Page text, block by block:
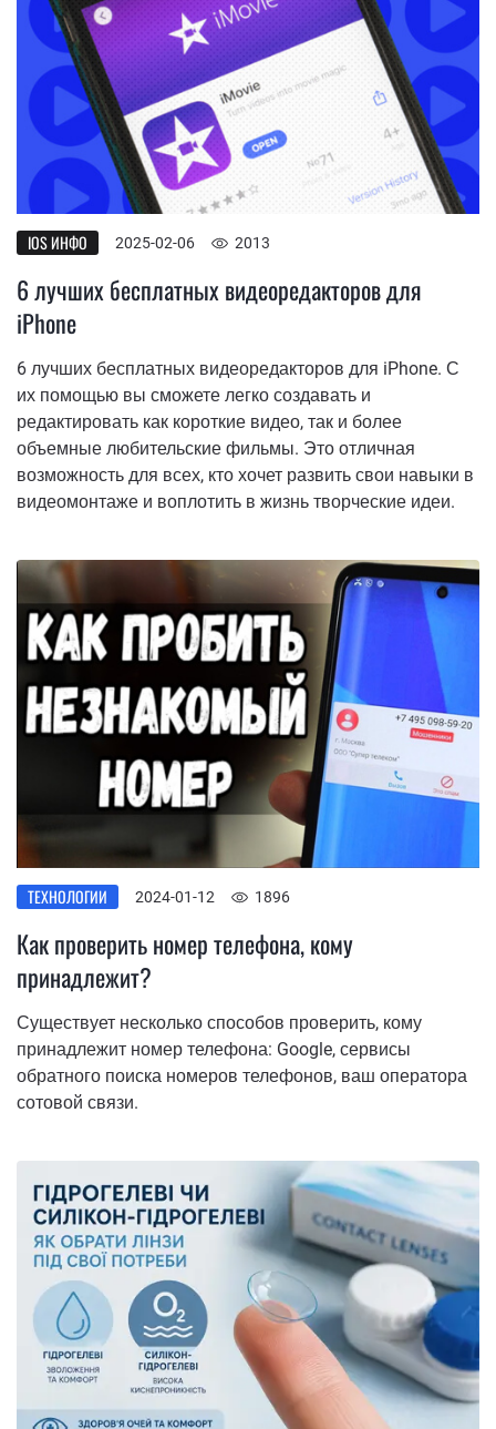
IOS ИНФО 2025-02-06 2013
6 лучших бесплатных видеоредакторов для
iPhone
6 лучших бесплатных видеоредакторов для iPhone. С
их помощью вы сможете легко создавать и
редактировать как короткие видео, так и более
объемные любительские фильмы. Это отличная
возможность для всех, кто хочет развить свои навыки в
видеомонтаже и воплотить в жизнь творческие идеи.
ТЕХНОЛОГИИ 2024-01-12 1896
Как проверить номер телефона, кому
принадлежит?
Существует несколько способов проверить, кому
принадлежит номер телефона: Google, сервисы
обратного поиска номеров телефонов, ваш оператора
сотовой связи.